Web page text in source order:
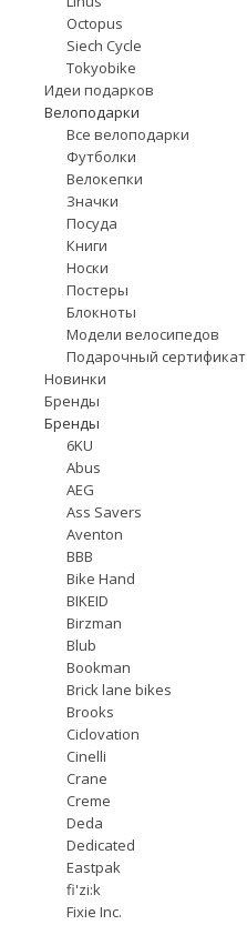
Octopus
Siech Cycle
Tokyobike
Идеи подарков
Велоподарки
Все велоподарки
Футболки
Велокепки
Значки
Посуда
Книги
Носки
Постеры
Блокноты
Модели велосипедов
Подарочный сертификат
Новинки
Бренды
Бренды
6KU
Abus
AEG
Ass Savers
Aventon
BBB
Bike Hand
BIKEID
Birzman
Blub
Bookman
Brick lane bikes
Brooks
Ciclovation
Cinelli
Crane
Creme
Deda
Dedicated
Eastpak
fi'zi:k
Fixie Inc.